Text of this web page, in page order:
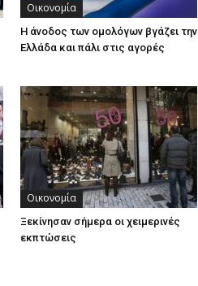
Οικονομία
Η άνοδος των ομολόγων βγάζει την
Ελλάδα και πάλι στις αγορές
Οικονομία
Ξεκίνησαν σήμερα οι χειμερινές
εκπτώσεις